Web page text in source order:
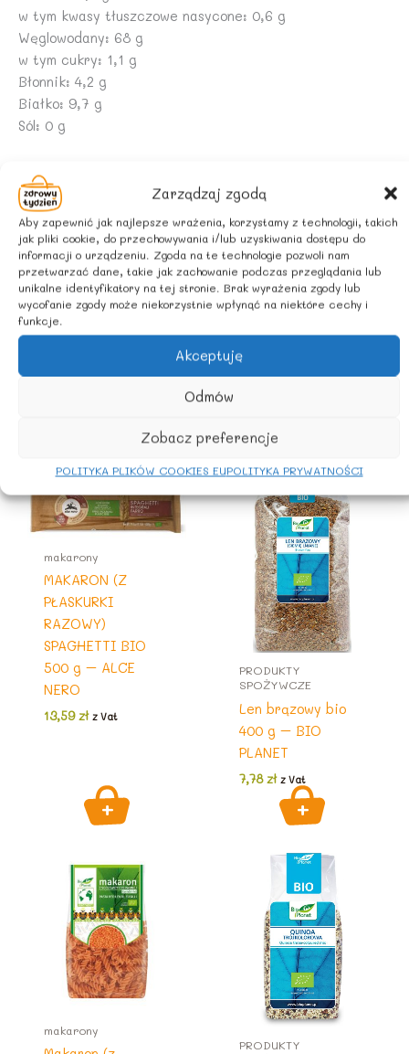
Zarządzaj zgodą
Aby zapewnić jak najlepsze wrażenia, korzystamy z technologii, takich
jak pliki cookie, do przechowywania i/lub uzyskiwania dostępu do
informacji o urządzeniu. Zgoda na te technologie pozwoli nam
przetwarzać dane, takie jak zachowanie podczas przeglądania lub
unikalne identyfikatory na tej stronie. Brak wyrażenia zgody lub
wycofanie zgody może niekorzystnie wpłynąć na niektóre cechy i
funkcje.
Akceptuję
Odmów
Zobacz preferencje
POLITYKA PLIKÓW COOKIES EUPOLITYKA PRYWATNOŚCI
w tym kwasy tłuszczowe nasycone: 0,6 g
Węglowodany: 68 g
w tym cukry: 1,1 g
Błonnik: 4,2 g
Białko: 9,7 g
Sól: 0 g
Produkt może zawierać:ZBOŻA ZAWIERAJĄCE GLUTEN,
ORZESZKI ZIEMNE, ORZECHY, NASIONA SEZAMU, SOJĘ.
ZALECANE WARUNKI PRZECHOWYWANIA
Przechowywać w suchym i chłodnym miejscu.
KRAJ POCHODZENIA
Podobne produkty
makarony
MAKARON (Z
PŁASKURKI
RAZOWY)
SPAGHETTI BIO
500 g – ALCE
NERO
13,59zł z Vat
PRODUKTY
SPOŻYWCZE
Len brązowy bio
400 g – BIO
PLANET
7,78zł z Vat
makarony
PRODUKTY